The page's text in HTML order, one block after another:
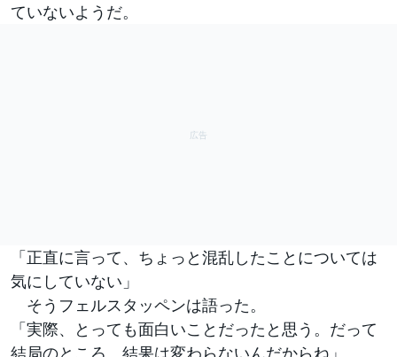
ていないようだ。
「正直に言って、ちょっと混乱したことについては
気にしていない」
そうフェルスタッペンは語った。
「実際、とっても面白いことだったと思う。だって
結局のところ、結果は変わらないんだからね」